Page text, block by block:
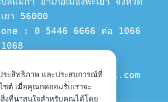
ยา 56000
: 0 5446 6666 ต่อ 1066
ระสิทธิภาพ และประสบการณ์ที่
ซต์ เมื่อคุณกดยอมรับเราจะ
สิ่งที่น่าสนใจสำหรับคุณได้โดย